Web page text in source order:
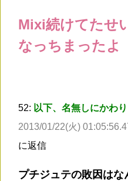
Mixi続けてたせ
なっちまったよ
52: 以下、名無しにかわ
2013/01/22(火)
に返信
プチジュテの敗因はな